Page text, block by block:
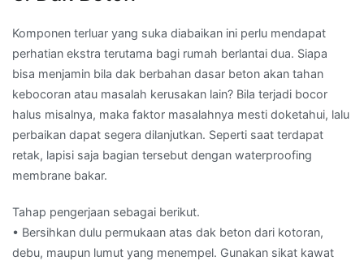
Komponen terluar yang suka diabaikan ini perlu mendapat
perhatian ekstra terutama bagi rumah berlantai dua. Siapa
bisa menjamin bila dak berbahan dasar beton akan tahan
kebocoran atau masalah kerusakan lain? Bila terjadi bocor
halus misalnya, maka faktor masalahnya mesti doketahui, lalu
perbaikan dapat segera dilanjutkan. Seperti saat terdapat
retak, lapisi saja bagian tersebut dengan waterproofing
membrane bakar.
Tahap pengerjaan sebagai berikut.
• Bersihkan dulu permukaan atas dak beton dari kotoran,
debu, maupun lumut yang menempel. Gunakan sikat kawat